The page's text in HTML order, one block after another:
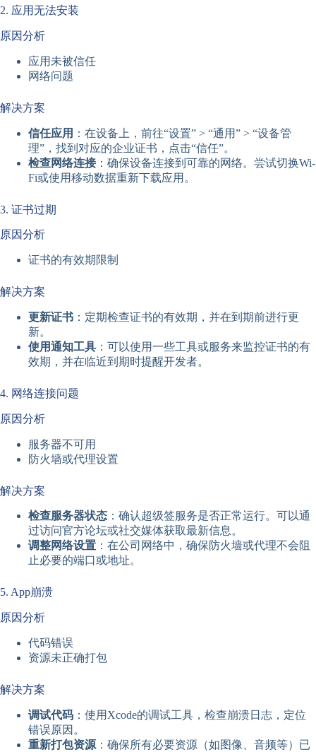
2. 应用无法安装
原因分析
应用未被信任
网络问题
解决方案
信任应用 ：在设备上，前往“设置” > “通用” > “设备管
理”，找到对应的企业证书，点击“信任”。
检查网络连接：确保设备连接到可靠的网络。尝试切换Wi-
Fi或使用移动数据重新下载应用。
3. 证书过期
原因分析
证书的有效期限制
解决方案
更新证书 ：定期检查证书的有效期，并在到期前进行更
新。
使用通知工具 ：可以使用一些工具或服务来监控证书的有
效期，并在临近到期时提醒开发者。
4. 网络连接问题
原因分析
服务器不可用
防火墙或代理设置
解决方案
检查服务器状态 ：确认超级签服务是否正常运行。可以通
过访问官方论坛或社交媒体获取最新信息。
调整网络设置 ：在公司网络中，确保防火墙或代理不会阻
止必要的端口或地址。
5. App崩溃
原因分析
代码错误
资源未正确打包
解决方案
调试代码 ：使用Xcode的调试工具，检查崩溃日志，定位
错误原因。
重新打包资源 ：确保所有必要资源（如图像、音频等）已